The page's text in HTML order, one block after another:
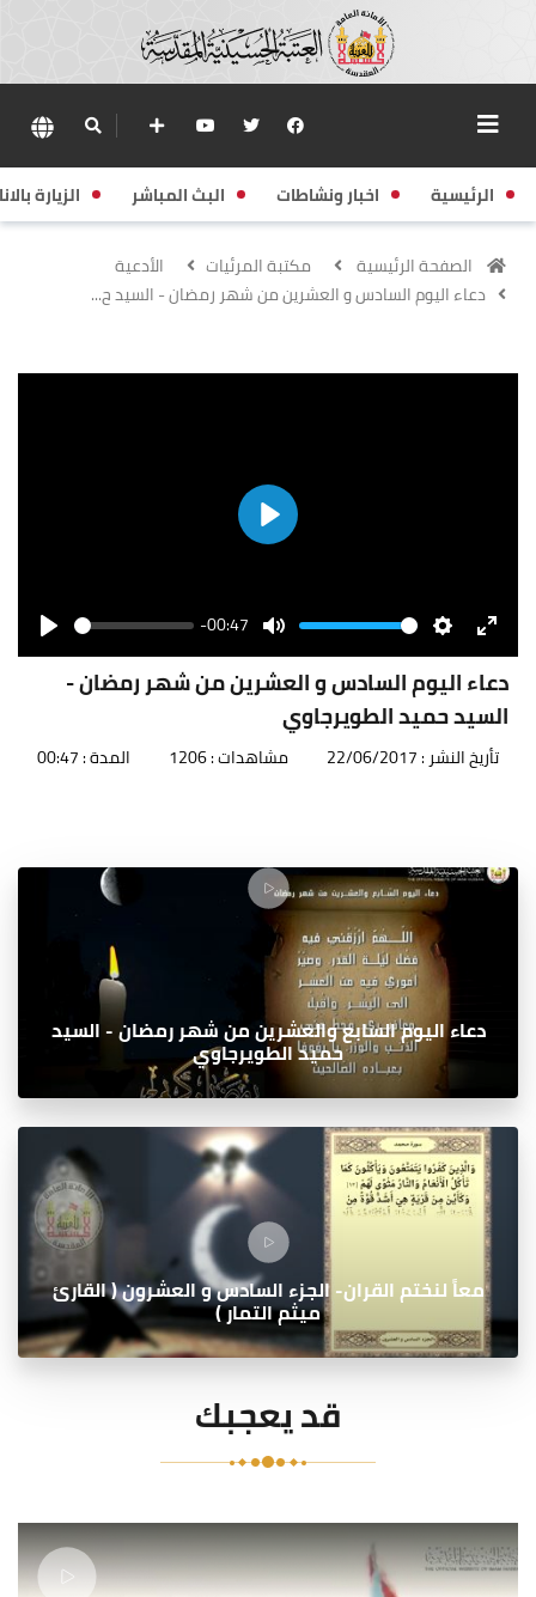
الرئيسية اخبار ونشاطات البث المباشر الزيارة
الصفحة الرئيسية مكتبة المرئيات
الأدعية
دعاء اليوم السادس و العشرين من شهر رمضان - السيد ح...
Play
Play
Seek -00:47
Mute
Volume
SettingsEnter
دعاء اليوم السادس و العشرين من شهر رمضان -
السيد حميد الطويرجاوي
تأريخ النشر : 22/06/2017 مشاهدات : 1206 المدة : 00:47
دعاء اليوم السابع والعشرين من شهر رمضان - السيد
حميد الطويرجاوي
معاً لنختم القران- الجزء السادس و العشرون ( القارئ
ميثم التمار )
قد يعجبك